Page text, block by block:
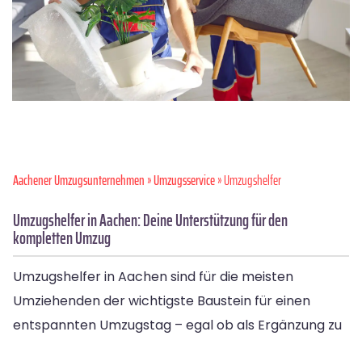
Aachener Umzugsunternehmen»Umzugsservice» Umzugshelfer
Umzugshelfer in Aachen: Deine Unterstützung für den
kompletten Umzug
Umzugshelfer in Aachen sind für die meisten
Umziehenden der wichtigste Baustein für einen
entspannten Umzugstag – egal ob als Ergänzung zu